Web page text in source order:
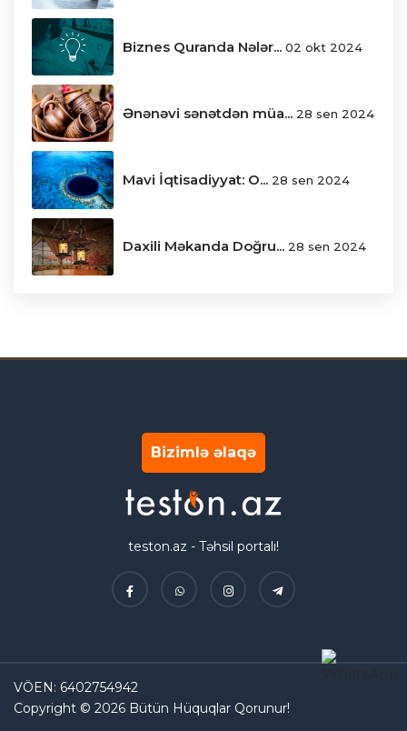
Biznes Quranda Nələr... 02 okt 2024
Ənənəvi sənətdən müa... 28 sen 2024
Mavi İqtisadiyyat: O... 28 sen 2024
Daxili Məkanda Doğru... 28 sen 2024
Bizimlə əlaqə
teston.az - Təhsil portalı!
VÖEN: 6402754942
Copyright © 2026 Bütün Hüquqlar Qorunur!